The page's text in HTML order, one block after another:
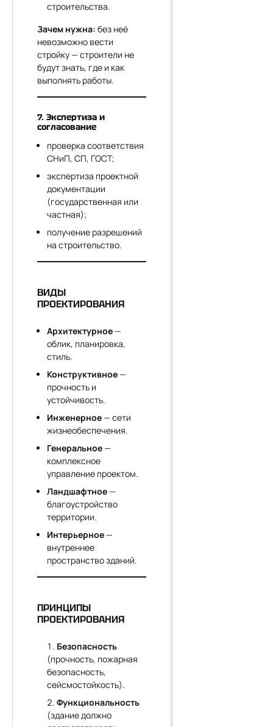
строительства.
Зачем нужна: без неё
невозможно вести
стройку — строители не
будут знать, где и как
выполнять работы.
7. Экспертиза и
согласование
проверка соответствия
СНиП, СП, ГОСТ;
экспертиза проектной
документации
(государственная или
частная);
получение разрешений
на строительство.
ВИДЫ
ПРОЕКТИРОВАНИЯ
Архитектурное—
облик, планировка,
стиль.
Конструктивное—
прочность и
устойчивость.
Инженерное— сети
жизнеобеспечения.
Генеральное—
комплексное
управление проектом.
Ландшафтное—
благоустройство
территории.
Интерьерное—
внутреннее
пространство зданий.
ПРИНЦИПЫ
ПРОЕКТИРОВАНИЯ
Безопасность
(прочность, пожарная
безопасность,
сейсмостойкость).
Функциональность
(здание должно